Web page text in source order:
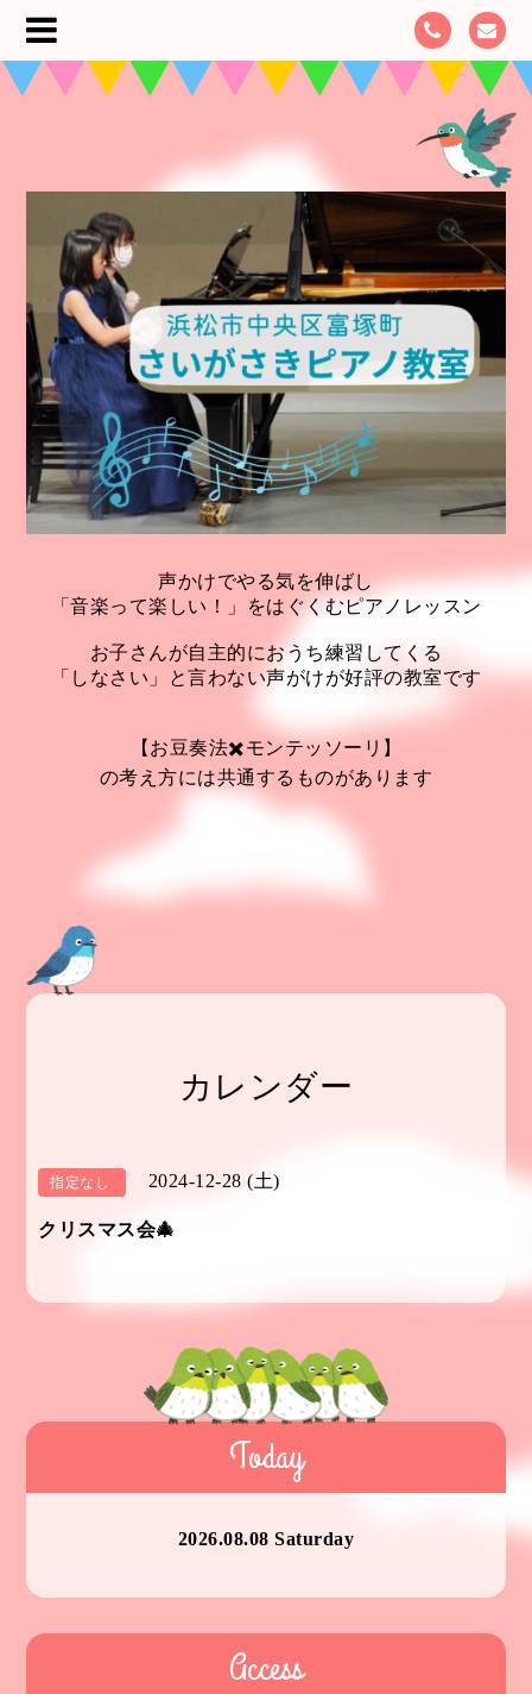
声かけでやる気を伸ばし
「音楽って楽しい！」をはぐくむピアノレッスン
お子さんが自主的におうち練習してくる
「しなさい」と言わない声がけが好評の教室です
【お豆奏法✖️モンテッソーリ】
の考え方には共通するものがあります
カレンダー
指定なし 2024-12-28 (土)
クリスマス会🎄
Today
2026.08.08 Saturday
Access